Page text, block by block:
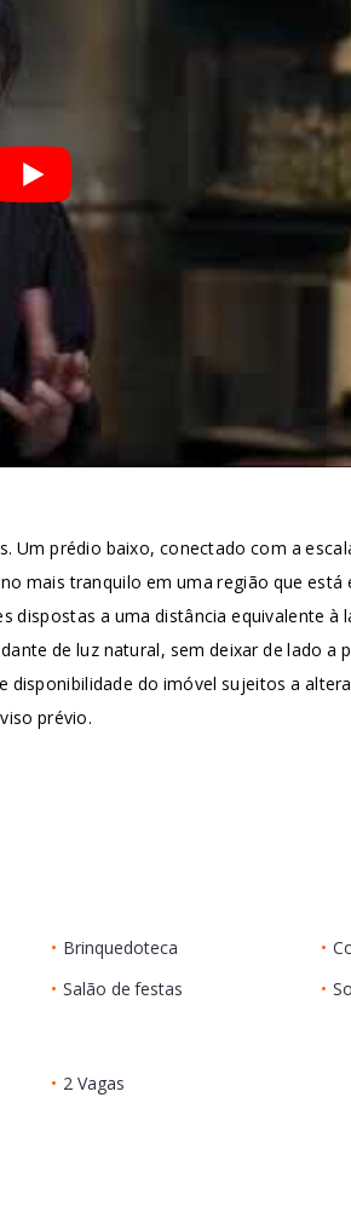
Um prédio baixo, conectado com a
mais tranquilo em uma região que está
dispostas a uma distância equivalente à
de luz natural, sem deixar de lado a
do imóvel sujeitos a
prévio.
• Brinquedoteca •
• Salão de festas •
• 2 Vagas